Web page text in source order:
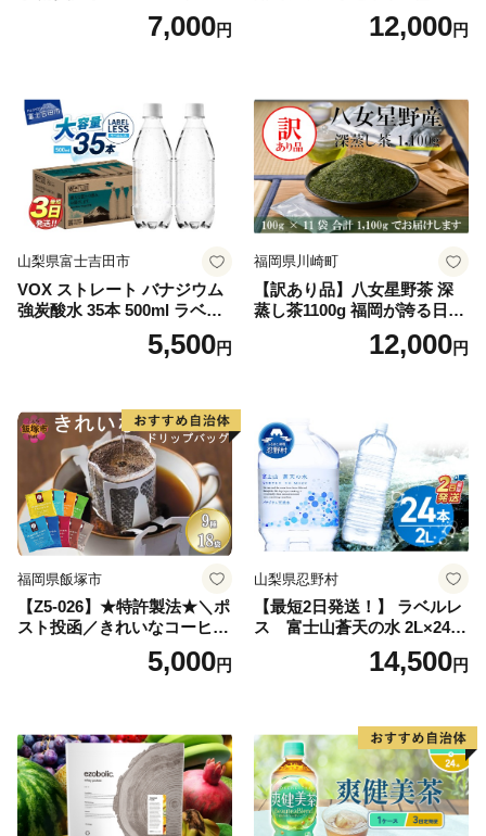
7,000円
袋 飲み比べ コーヒー
12,000円
山梨県富士吉田市
VOX ストレート バナジウム
強炭酸水 35本 500ml ラベル
レス【富士吉田市限定カート
5,500円
福岡県川崎町
【訳あり品】八女星野茶 深
蒸し茶1100g 福岡が誇る日本
茶_ 訳アリ 常温 お茶 茶袋 常
備品 おちゃ ocha 茶葉 緑茶
小分け お土産 お取り寄せ グ
ルメ 福岡 九州 福岡県 国産
日本 ふかむし茶 ふかむし 家
庭用 自宅用 ちゃ りょくちゃ
ふかむしちゃ 急須 甘み 川崎
町 送料無料
12,000円
福岡県飯塚市
【Z5-026】★特許製法★＼ポ
スト投函／きれいなコーヒー
ドリップバッグ9種セット(18
袋)ゆうパケットでお届け！
5,000円
山梨県忍野村
【最短2日発送！】 ラベルレ
ス 富士山蒼天の水 2L×24本
（4ケース）※離島不可 天然
水 ミネラルウォーター 水 ペ
産 シリカ ミネラル 美容 備蓄
防災 長期保存 富士山 山梨県
忍野村
14,500円